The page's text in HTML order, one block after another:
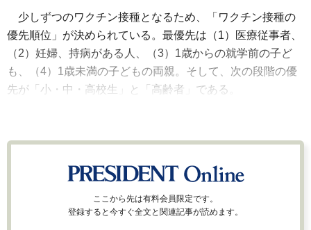
少しずつのワクチン接種となるため、「ワクチン接種の
優先順位」が決められている。最優先は（1）医療従事者、
（2）妊婦、持病がある人、（3）1歳からの就学前の子ど
も、（4）1歳未満の子どもの両親。そして、次の段階の優
先が「小・中・高校生」と「高齢者」である。
ここから先は有料会員限定です。
登録すると今すぐ全文と関連記事が読めます。